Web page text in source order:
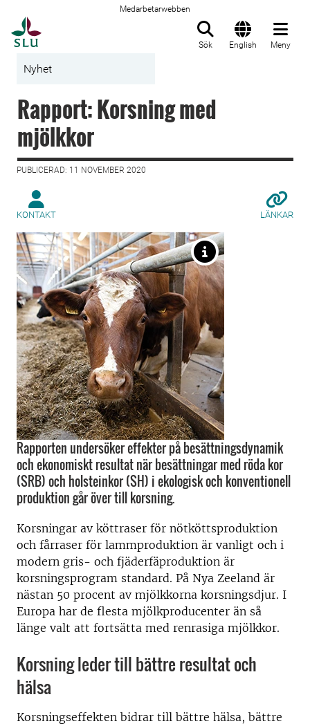
Medarbetarwebben
Sök English Meny
Nyhet
Rapport: Korsning med
mjölkkor
PUBLICERAD: 11 NOVEMBER 2020
KONTAKT LÄNKAR
Rapporten undersöker effekter på besättningsdynamik
och ekonomiskt resultat när besättningar med röda kor
(SRB) och holsteinkor (SH) i ekologisk och konventionell
produktion går över till korsning.
Korsningar av köttraser för nötköttsproduktion
och fårraser för lammproduktion är vanligt och i
modern gris- och fjäderfäproduktion är
korsningsprogram standard. På Nya Zeeland är
nästan 50 procent av mjölkkorna korsningsdjur. I
Europa har de flesta mjölkproducenter än så
länge valt att fortsätta med renrasiga mjölkkor.
Korsning leder till bättre resultat och
hälsa
Korsningseffekten bidrar till bättre hälsa, bättre